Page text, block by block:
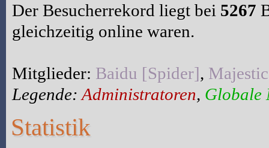
Der Besucherrekord liegt bei 5267
gleichzeitig online waren.
Mitglieder: Baidu [Spider],
Legende: Administratoren, Globale
Statistik